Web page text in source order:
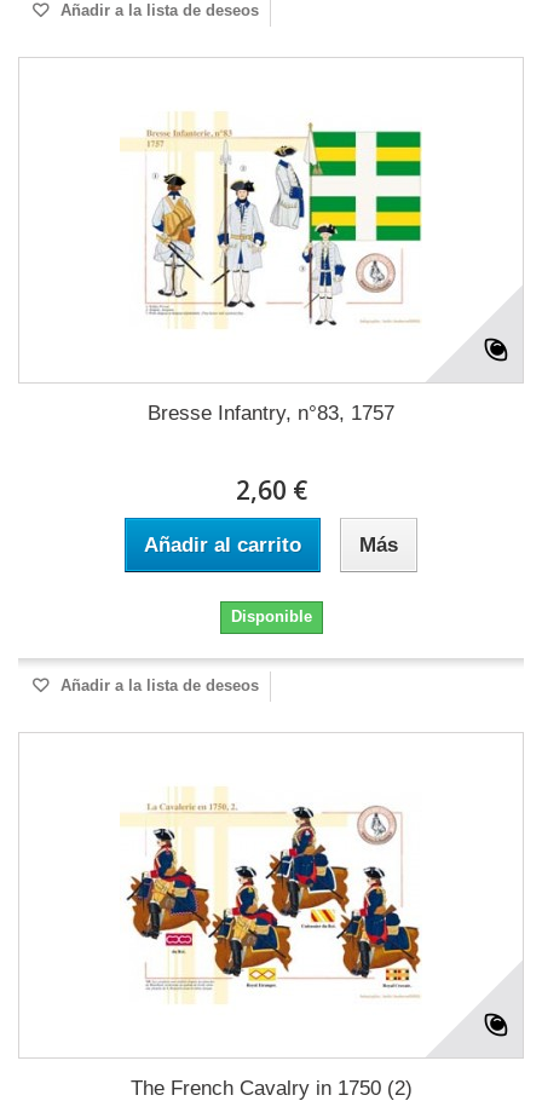
Añadir a la lista de deseos
Bresse Infantry, n°83, 1757
2,60 €
Añadir al carrito Más
Disponible
Añadir a la lista de deseos
The French Cavalry in 1750 (2)